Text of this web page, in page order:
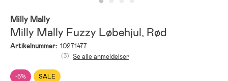
Milly Mally
Milly Mally Fuzzy Løbehjul, Rød
Artikelnummer: 10271477
-5% SALE
(3) Se alle anmeldelser